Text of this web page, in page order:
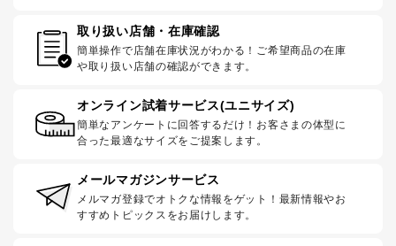
取り扱い店舗・在庫確認
簡単操作で店舗在庫状況がわかる！ご希望商品の在庫
や取り扱い店舗の確認ができます。
オンライン試着サービス(ユニサイズ)
簡単なアンケートに回答するだけ！お客さまの体型に
合った最適なサイズをご提案します。
メールマガジンサービス
メルマガ登録でオトクな情報をゲット！最新情報やお
すすめトピックスをお届けします。